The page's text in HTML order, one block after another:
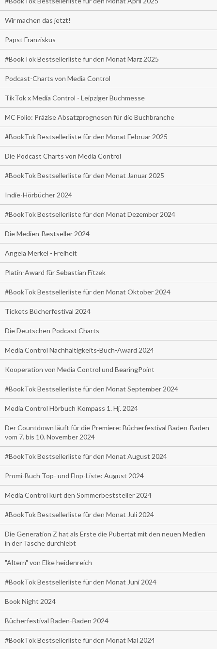
Wir machen das jetzt!
Papst Franziskus
#BookTok Bestsellerliste für den Monat März 2025
Podcast-Charts von Media Control
TikTok x Media Control - Leipziger Buchmesse
MC Folio: Präzise Absatzprognosen für die Buchbranche
#BookTok Bestsellerliste für den Monat Februar 2025
Die Podcast Charts von Media Control
#BookTok Bestsellerliste für den Monat Januar 2025
Indie-Hörbücher 2024
#BookTok Bestsellerliste für den Monat Dezember 2024
Die Medien-Bestseller 2024
Angela Merkel - Freiheit
Platin-Award für Sebastian Fitzek
#BookTok Bestsellerliste für den Monat Oktober 2024
Tickets Bücherfestival 2024
Die Deutschen Podcast Charts
Media Control Nachhaltigkeits-Buch-Award 2024
Kooperation von Media Control und BearingPoint
#BookTok Bestsellerliste für den Monat September 2024
Media Control Hörbuch Kompass 1. Hj. 2024
Der Countdown läuft für die Premiere: Bücherfestival Baden-Baden
vom 7. bis 10. November 2024
#BookTok Bestsellerliste für den Monat August 2024
Promi-Buch Top- und Flop-Liste: August 2024
Media Control kürt den Sommerbeststeller 2024
#BookTok Bestsellerliste für den Monat Juli 2024
Die Generation Z hat als Erste die Pubertät mit den neuen Medien
in der Tasche durchlebt
"Altern" von Elke heidenreich
#BookTok Bestsellerliste für den Monat Juni 2024
Book Night 2024
Bücherfestival Baden-Baden 2024
#BookTok Bestsellerliste für den Monat Mai 2024